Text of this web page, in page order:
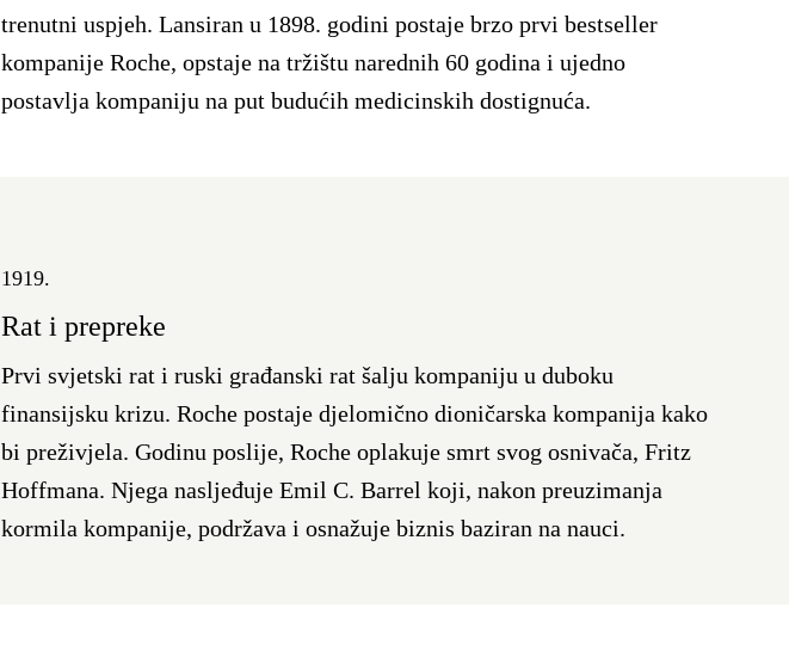
trenutni uspjeh. Lansiran u 1898. godini postaje brzo prvi bestseller
kompanije Roche, opstaje na tržištu narednih 60 godina i ujedno
postavlja kompaniju na put budućih medicinskih dostignuća.
1919.
Rat i prepreke
Prvi svjetski rat i ruski građanski rat šalju kompaniju u duboku
finansijsku krizu. Roche postaje djelomično dioničarska kompanija kako
bi preživjela. Godinu poslije, Roche oplakuje smrt svog osnivača, Fritz
Hoffmana. Njega nasljeđuje Emil C. Barrel koji, nakon preuzimanja
kormila kompanije, podržava i osnažuje biznis baziran na nauci.